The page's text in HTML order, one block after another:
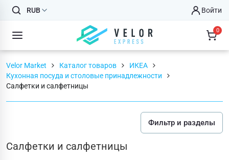
RUB Войти
0
Velor Market Каталог товаров
ИКЕА
Кухонная посуда и столовые принадлежности
Салфетки и салфетницы
Фильтр и разделы
Салфетки и салфетницы